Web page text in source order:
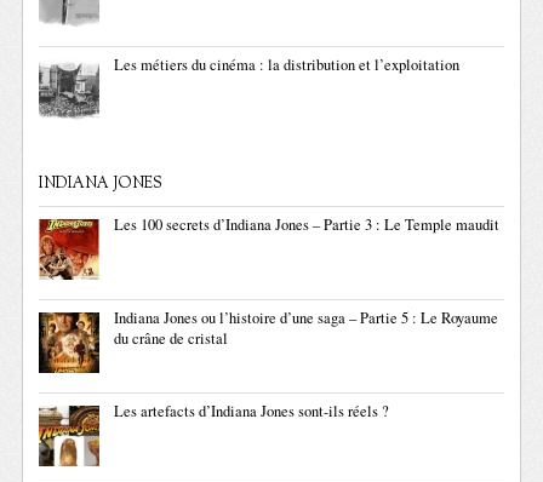
Les métiers du cinéma : la distribution et l’exploitation
INDIANA JONES
Les 100 secrets d’Indiana Jones – Partie 3 : Le Temple maudit
Indiana Jones ou l’histoire d’une saga – Partie 5 : Le Royaume
du crâne de cristal
Les artefacts d’Indiana Jones sont-ils réels ?